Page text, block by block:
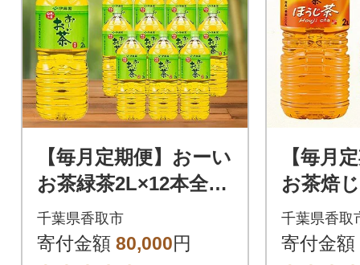
【毎月定期便】おーい
お茶緑茶2L×12本全6
回
千葉県香取市
寄付金額 80,000円
【毎月
お茶焙
3回
千葉県香取
寄付金額